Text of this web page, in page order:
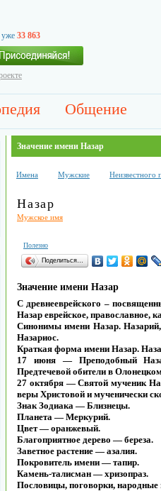
33 863
Общение
Значение имени Назар
Имена Мужские Неизвестного
Назар
Мужское имя
Полезно
Поделиться…
Значение имени Назар
С древнееврейского –
Назар еврейское, православное,
Синонимы имени Назар.
Назариос.
Краткая форма имени Назар.
17 июня — Преподобный
Предтечевой обители в
27 октября — Святой мученик
веры Христовой и мученически
Знак Зодиака — Близнецы.
Планета — Меркурий.
Цвет — оранжевый.
Благоприятное дерево — береза.
Заветное растение — азалия.
Покровитель имени — тапир.
Камень-талисман — хризопраз.
Пословицы, поговорки,